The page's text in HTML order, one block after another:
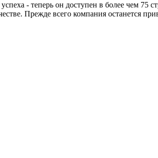
- теперь он доступен в более чем 75
Прежде всего компания останется